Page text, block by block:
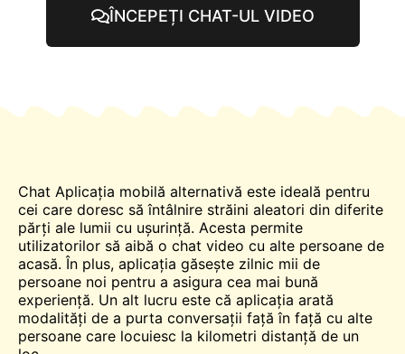
ÎNCEPEȚI CHAT-UL VIDEO
Chat Aplicația mobilă alternativă este ideală pentru
cei care doresc săîntâlnire străini aleatori din diferite
părți ale lumii cu ușurință. Acesta permite
utilizatorilor să aibă o chat video cu alte persoane de
acasă. În plus, aplicația găsește zilnic mii de
persoane noi pentru a asigura cea mai bună
experiență. Un alt lucru este că aplicația arată
modalități de a purta conversații față în față cu alte
persoane care locuiesc la kilometri distanță de un